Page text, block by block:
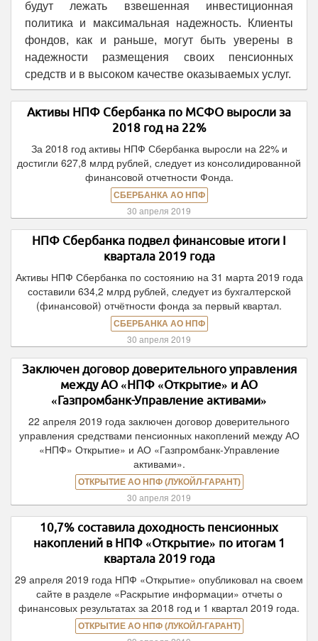
будут лежать взвешенная инвестиционная
политика и максимальная надежность. Клиенты
фондов, как и раньше, могут быть уверены в
надежности размещения своих пенсионных
средств и в высоком качестве оказываемых услуг.
Активы НПФ Сбербанка по МСФО выросли за
2018 год на 22%
За 2018 год активы НПФ Сбербанка выросли на 22% и
достигли 627,8 млрд рублей, следует из консолидированной
финансовой отчетности Фонда.
СБЕРБАНКА АО НПФ
30 апреля 2019
НПФ Сбербанка подвел финансовые итоги I
квартала 2019 года
Активы НПФ Сбербанка по состоянию на 31 марта 2019 года
составили 634,2 млрд рублей, следует из бухгалтерской
(финансовой) отчётности фонда за первый квартал.
СБЕРБАНКА АО НПФ
30 апреля 2019
Заключен договор доверительного управления
между АО «НПФ «Открытие» и АО
«Газпромбанк-Управление активами»
22 апреля 2019 года заключен договор доверительного
управления средствами пенсионных накоплений между АО
«НПФ» Открытие» и АО «Газпромбанк-Управление
активами».
ОТКРЫТИЕ АО НПФ (ЛУКОЙЛ-ГАРАНТ)
30 апреля 2019
10,7% составила доходность пенсионных
накоплений в НПФ «Открытие» по итогам 1
квартала 2019 года
29 апреля 2019 года НПФ «Открытие» опубликовал на своем
сайте в разделе «Раскрытие информации» отчеты о
финансовых результатах за 2018 год и 1 квартал 2019 года.
ОТКРЫТИЕ АО НПФ (ЛУКОЙЛ-ГАРАНТ)